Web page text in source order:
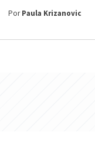
PorPaula Krizanovic